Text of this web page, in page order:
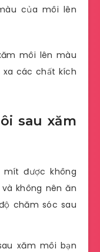
của môi lên
môi lên màu
xa các chất kích
sau xăm
được không
không nên ăn
chăm sóc sau
xăm môi bạn